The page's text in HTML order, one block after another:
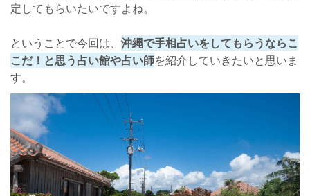
定してもらいたいですよね。
ということで今回は、 沖縄で手相占いをしてもらうならこ
こだ！と思う占い館や占い師を紹介していきたいと思いま
す。